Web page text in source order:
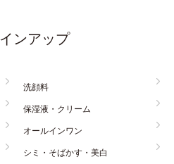
ンアップ
洗顔料
保湿液・クリーム
オールインワン
シミ・そばかす・美白